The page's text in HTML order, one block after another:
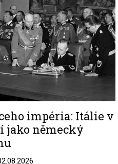
impéria: Itálie v
jako německý